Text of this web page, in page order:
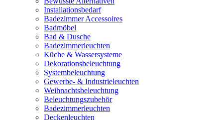
Installationsbedarf
Badezimmer Accessoires
Badmöbel
Bad & Dusche
Badezimmerleuchten
Küche & Wassersysteme
Dekorationsbeleuchtung
Systembeleuchtung
Gewerbe- & Industrieleuchten
Weihnachtsbeleuchtung
Beleuchtungszubehör
Badezimmerleuchten
Deckenleuchten